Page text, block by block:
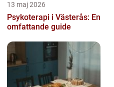
13 maj 2026
Psykoterapi i Västerås: En
omfattande guide